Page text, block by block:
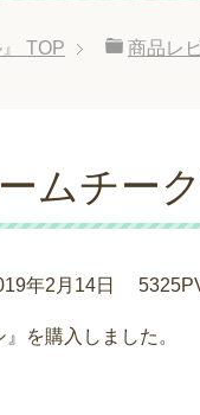
TOP 商品レ
ムチー
年2月14日
を購入しました。